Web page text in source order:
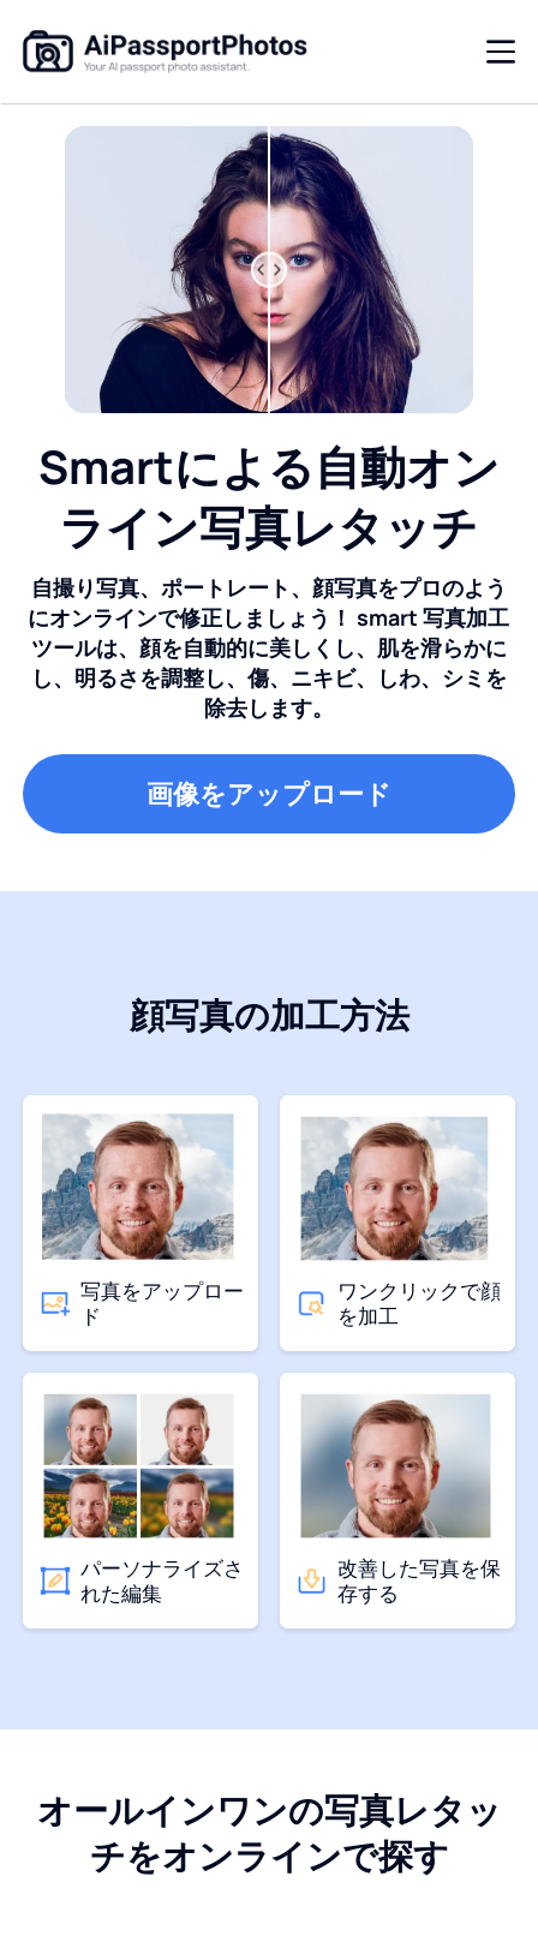
Smartによる自動オン
ライン写真レタッチ
自撮り写真、ポートレート、顔写真をプロのよう
にオンラインで修正しましょう！ smart 写真加工
ツールは、顔を自動的に美しくし、肌を滑らかに
し、明るさを調整し、傷、ニキビ、しわ、シミを
除去します。
画像をアップロード
顔写真の加工方法
写真をアップロー
ド
ワンクリックで顔
を加工
パーソナライズさ
れた編集
改善した写真を保
存する
オールインワンの写真レタッ
チをオンラインで探す